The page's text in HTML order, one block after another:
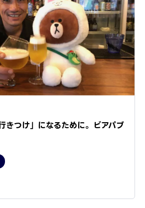
きつけ」になるために。ビアパブ